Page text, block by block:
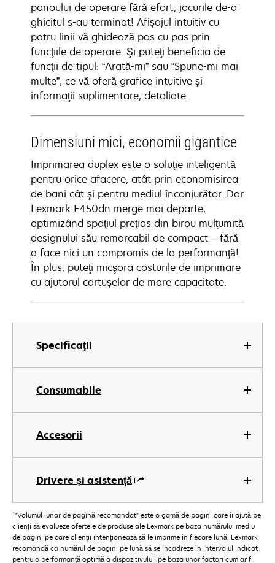
Specificaţii
Consumabile
Accesorii
Drivere și asistență
panoului de operare fără efort, jocurile de-a
ghicitul s-au terminat! Afişajul intuitiv cu
patru linii vă ghidează pas cu pas prin
funcţiile de operare. Şi puteţi beneficia de
funcţii de tipul: “Arată-mi” sau “Spune-mi mai
multe”, ce vă oferă grafice intuitive şi
informaţii suplimentare, detaliate.
Dimensiuni mici, economii gigantice
Imprimarea duplex este o soluţie inteligentă
pentru orice afacere, atât prin economisirea
de bani cât şi pentru mediul înconjurător. Dar
Lexmark E450dn merge mai departe,
optimizând spaţiul preţios din birou mulţumită
designului său remarcabil de compact – fără
a face nici un compromis de la performanţă!
În plus, puteţi micşora costurile de imprimare
cu ajutorul cartuşelor de mare capacitate.
†"Volumul lunar de pagină recomandat" este o gamă de pagini care îi ajută pe
clienți să evalueze ofertele de produse ale Lexmark pe baza numărului mediu
de pagini pe care clienții intenționează să le imprime în fiecare lună. Lexmark
recomandă ca numărul de pagini pe lună să se încadreze în intervalul indicat
pentru o performanță optimă a dispozitivului, pe baza unor factori cum ar fi: